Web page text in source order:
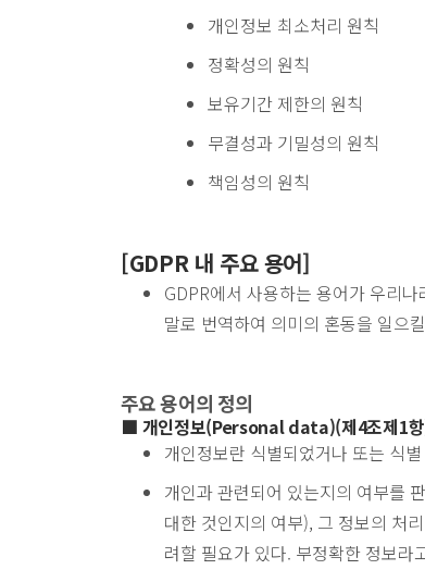
개인정보 최소처리 원칙
정확성의 원칙
보유기간 제한의 원칙
무결성과 기밀성의 원칙
책임성의 원칙
[GDPR 내 주요 용어]
GDPR에서 사용하는 용어가 우리
말로 번역하여 의미의 혼동을 일으
주요 용어의 정의
■ 개인정보(Personal data)(제4조제1
개인정보란 식별되었거나 또는 식
개인과 관련되어 있는지의 여부를
대한 것인지의 여부), 그 정보의 처
려할 필요가 있다. 부정확한 정보라